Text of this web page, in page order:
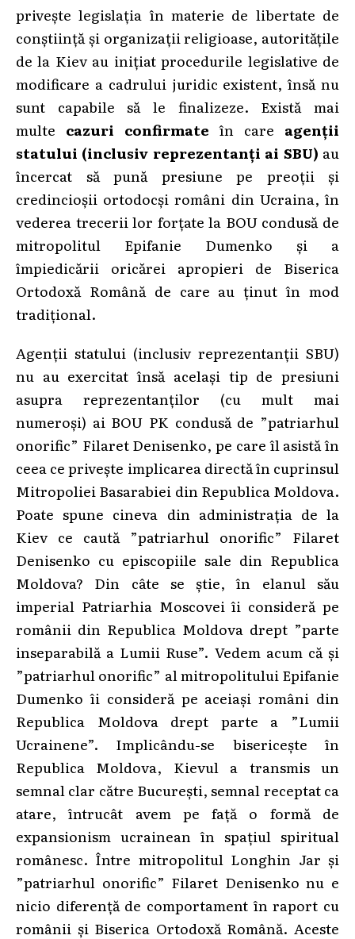
privește legislația în materie de libertate de
conștiință și organizații religioase, autoritățile
de la Kiev au inițiat procedurile legislative de
modificare a cadrului juridic existent, însă nu
sunt capabile să le finalizeze. Există mai
multe cazuri confirmate în care agenții
statului (inclusiv reprezentanți ai SBU) au
încercat să pună presiune pe preoții și
credincioșii ortodocși români din Ucraina, în
vederea trecerii lor forțate la BOU condusă de
mitropolitul Epifanie Dumenko și a
împiedicării oricărei apropieri de Biserica
Ortodoxă Română de care au ținut în mod
tradițional.
Agenții statului (inclusiv reprezentanții SBU)
nu au exercitat însă același tip de presiuni
asupra reprezentanților (cu mult mai
numeroși) ai BOU PK condusă de ”patriarhul
onorific” Filaret Denisenko, pe care îl asistă în
ceea ce privește implicarea directă în cuprinsul
Mitropoliei Basarabiei din Republica Moldova.
Poate spune cineva din administrația de la
Kiev ce caută ”patriarhul onorific” Filaret
Denisenko cu episcopiile sale din Republica
Moldova? Din câte se știe, în elanul său
imperial Patriarhia Moscovei îi consideră pe
românii din Republica Moldova drept ”parte
inseparabilă a Lumii Ruse”. Vedem acum că și
”patriarhul onorific” al mitropolitului Epifanie
Dumenko îi consideră pe aceiași români din
Republica Moldova drept parte a ”Lumii
Ucrainene”. Implicându-se bisericește în
Republica Moldova, Kievul a transmis un
semnal clar către București, semnal receptat ca
atare, întrucât avem pe față o formă de
expansionism ucrainean în spațiul spiritual
românesc. Între mitropolitul Longhin Jar și
”patriarhul onorific” Filaret Denisenko nu e
nicio diferență de comportament în raport cu
românii și Biserica Ortodoxă Română. Aceste